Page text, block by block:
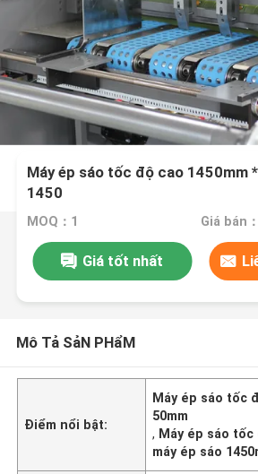
Máy ép sáo tốc độ cao 1450mm
1450
MOQ：1
Giá tốt nhất
Mô Tả SảN PHẩM
Điểm nổi bật:
Máy ép sáo tốc
50mm
, Máy ép sáo tốc
máy ép sáo